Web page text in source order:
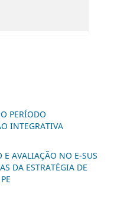
PERÍODO
INTEGRATIVA
AVALIAÇÃO NO E-SUS
DA ESTRATÉGIA DE